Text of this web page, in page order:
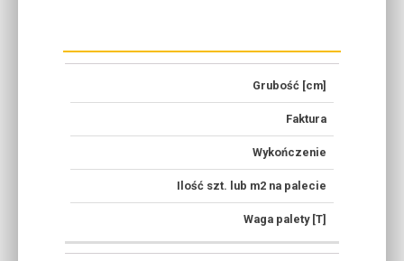
Grubość [cm]
Faktura
Wykończenie
Ilość szt. lub m2 na palecie
Waga palety [T]